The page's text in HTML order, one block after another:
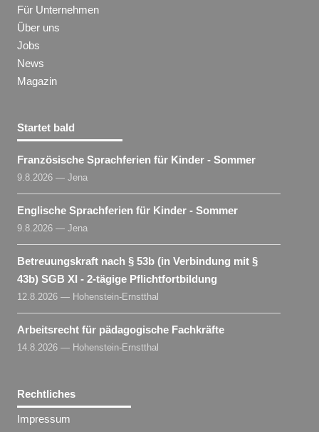
Für Unternehmen
Über uns
Jobs
News
Magazin
Startet bald
Französische Sprachferien für Kinder - Sommer
9.8.2026 — Jena
Englische Sprachferien für Kinder - Sommer
9.8.2026 — Jena
Betreuungskraft nach § 53b (in Verbindung mit §
43b) SGB XI - 2-tägige Pflichtfortbildung
12.8.2026 — Hohenstein-Ernstthal
Arbeitsrecht für pädagogische Fachkräfte
14.8.2026 — Hohenstein-Ernstthal
Rechtliches
Impressum